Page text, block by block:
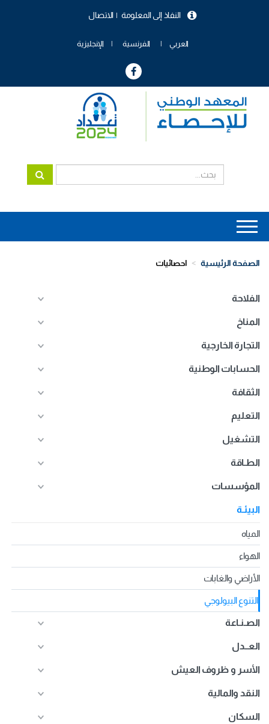
الاتصال النفاذ إلى المعلومة
العربي الفرنسية الإنجليزية
Main
navigation
الصفحة الرئيسية احصائيات
الفلاحة
المناخ
التجارة الخارجية
الحسابات الوطنية
الثقافة
التعليم
التشغيل
الطـاقة
المؤسسات
البيئـة
المياه
الهواء
الأراضي والغابات
التنوع البيولوجي
الصـنـاعة
العــدل
الأسر و ظروف العيش
النقد والمالية
السكان